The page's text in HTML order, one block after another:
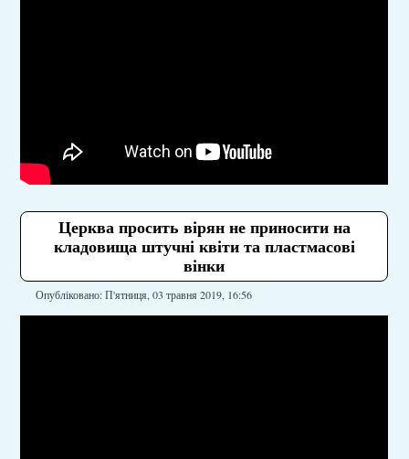
Церква просить вірян не приносити на
кладовища штучні квіти та пластмасові
вінки
Опубліковано: П'ятниця, 03 травня 2019, 16:56